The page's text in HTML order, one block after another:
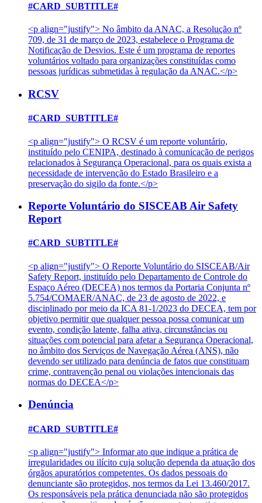
#CARD_SUBTITLE#
<p align="justify"> No âmbito da ANAC, a Resolução nº
709, de 31 de março de 2023, estabelece o Programa de
Notificação de Desvios. Este é um programa de reportes
voluntários voltado para organizações constituídas como
pessoas jurídicas submetidas à regulação da ANAC.</p>
RCSV
#CARD_SUBTITLE#
<p align="justify"> O RCSV é um reporte voluntário,
instituído pelo CENIPA, destinado à comunicação de perigos
relacionados à Segurança Operacional, para os quais exista a
necessidade de intervenção do Estado Brasileiro e a
preservação do sigilo da fonte.</p>
Reporte Voluntário do SISCEAB Air Safety
Report
#CARD_SUBTITLE#
<p align="justify"> O Reporte Voluntário do SISCEAB/Air
Safety Report, instituído pelo Departamento de Controle do
Espaço Aéreo (DECEA) nos termos da Portaria Conjunta nº
5.754/COMAER/ANAC, de 23 de agosto de 2022, e
disciplinado por meio da ICA 81-1/2023 do DECEA, tem por
objetivo permitir que qualquer pessoa possa comunicar um
evento, condição latente, falha ativa, circunstâncias ou
situações com potencial para afetar a Segurança Operacional,
no âmbito dos Serviços de Navegação Aérea (ANS), não
devendo ser utilizado para denúncia de fatos que constituam
crime, contravenção penal ou violações intencionais das
normas do DECEA</p>
Denúncia
#CARD_SUBTITLE#
<p align="justify"> Informar ato que indique a prática de
irregularidades ou ilícito cuja solução dependa da atuação dos
órgãos apuratórios competentes. Os dados pessoais do
denunciante são protegidos, nos termos da Lei 13.460/2017.
Os responsáveis pela prática denunciada não são protegidos